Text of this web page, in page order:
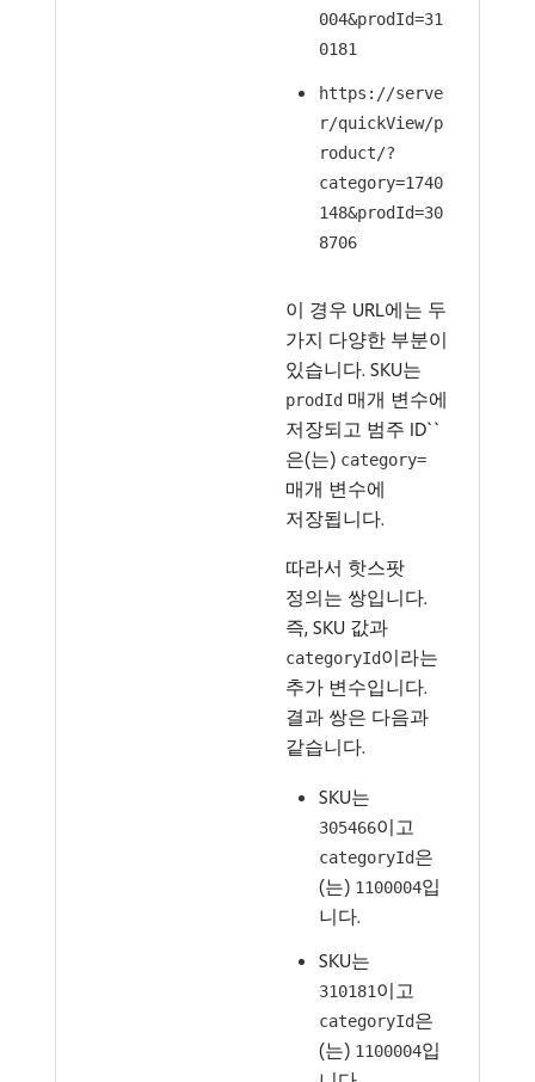
004&prodId=31
0181
https://serve
r/quickView/p
roduct/?
category=1740
148&prodId=30
8706
이 경우 URL에는 두
가지 다양한 부분이
있습니다. SKU는
prodId 매개 변수에
저장되고 범주 ID``
은(는) category=
매개 변수에
저장됩니다.
따라서 핫스팟
정의는 쌍입니다.
즉, SKU 값과
categoryId이라는
추가 변수입니다.
결과 쌍은 다음과
같습니다.
SKU는
305466이고
categoryId은
(는) 1100004입
니다.
SKU는
310181이고
categoryId은
(는) 1100004입